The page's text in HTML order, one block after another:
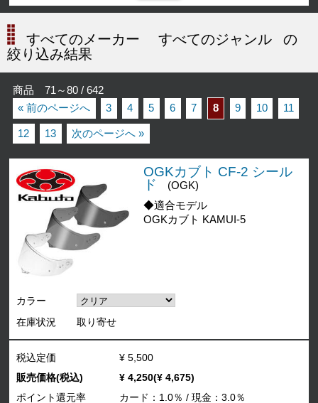
すべてのメーカー すべてのジャンル
の
絞り込み結果
商品 71～80 / 642
« 前のページへ
3 4 5 6 7 8 9 10 11
12 13 次のページへ »
OGKカブト CF-2 シール
ド
(OGK)
◆適合モデル
OGKカブト KAMUI-5
カラー
在庫状況
取り寄せ
税込定価
¥ 5,500
販売価格(税込)
¥ 4,250(¥ 4,675)
ポイント還元率
カード：1.0％ / 現金：3.0％